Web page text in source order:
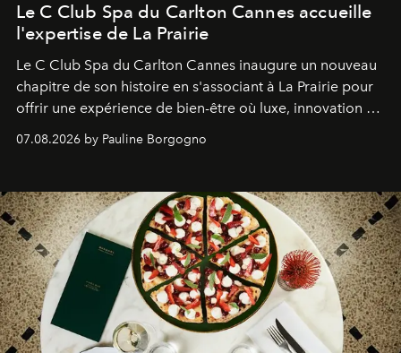
Le C Club Spa du Carlton Cannes accueille
l'expertise de La Prairie
Le C Club Spa du Carlton Cannes inaugure un nouveau
chapitre de son histoire en s'associant à La Prairie pour
offrir une expérience de bien-être où luxe, innovation et
expertise se rencontrent.
07.08.2026 by Pauline Borgogno